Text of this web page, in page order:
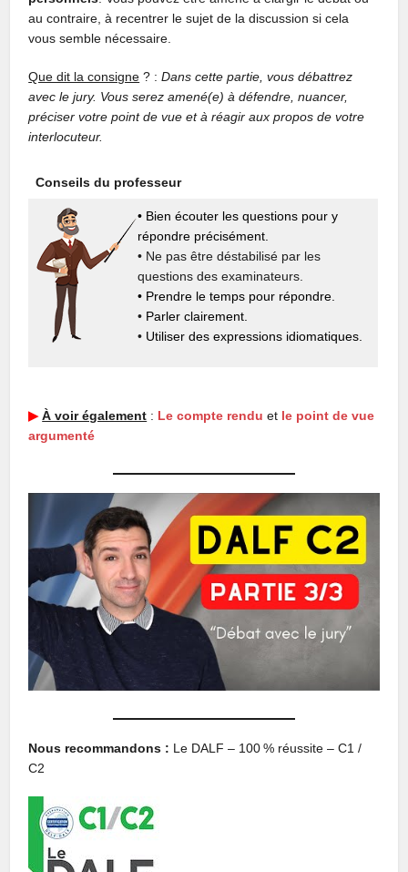
au contraire, à recentrer le sujet de la discussion si cela
vous semble nécessaire.
Que dit la consigne ? :Dans cette partie, vous débattrez
avec le jury. Vous serez amené(e) à défendre, nuancer,
préciser votre point de vue et à réagir aux propos de votre
interlocuteur.
Conseils du professeur
• Bien écouter les questions pour y
répondre précisément.
• Ne pas être déstabilisé par les
questions des examinateurs.
• Prendre le temps pour répondre.
• Parler clairement.
• Utiliser des expressions idiomatiques.
▶︎ À voir également : Le compte rendu et le point de vue
argumenté
Nous recommandons : Le DALF – 100 % réussite – C1 /
C2